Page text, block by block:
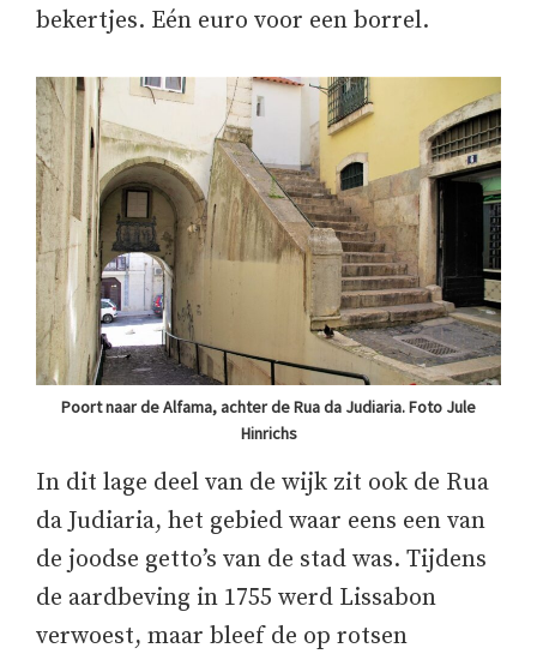
bekertjes. Eén euro voor een borrel.
Poort naar de Alfama, achter de Rua da Judiaria. Foto Jule
Hinrichs
In dit lage deel van de wijk zit ook de Rua
da Judiaria, het gebied waar eens een van
de joodse getto’s van de stad was. Tijdens
de aardbeving in 1755 werd Lissabon
verwoest, maar bleef de op rotsen